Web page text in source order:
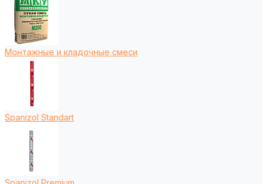
Монтажные и кладочные смеси
Spanizol Standart